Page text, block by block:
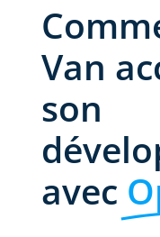
Van
son
avec